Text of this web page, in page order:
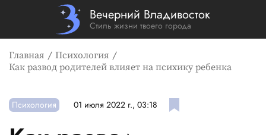
Вечерний Владивосток
Стиль жизни твоего города
Главная
Психология
Как развод родителей влияет на психику ребенка
Психология 01 июля 2022 г., 03:18